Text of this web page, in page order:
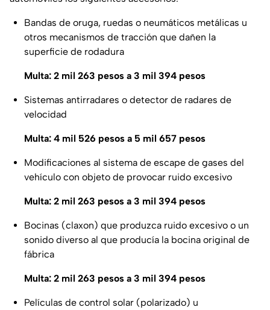
Bandas de oruga, ruedas o neumáticos metálicas u
otros mecanismos de tracción que dañen la
superficie de rodadura
Multa: 2 mil 263 pesos a 3 mil 394 pesos
Sistemas antirradares o detector de radares de
velocidad
Multa: 4 mil 526 pesos a 5 mil 657 pesos
Modificaciones al sistema de escape de gases del
vehículo con objeto de provocar ruido excesivo
Multa: 2 mil 263 pesos a 3 mil 394 pesos
Bocinas (claxon) que produzca ruido excesivo o un
sonido diverso al que producía la bocina original de
fábrica
Multa: 2 mil 263 pesos a 3 mil 394 pesos
Películas de control solar (polarizado) u